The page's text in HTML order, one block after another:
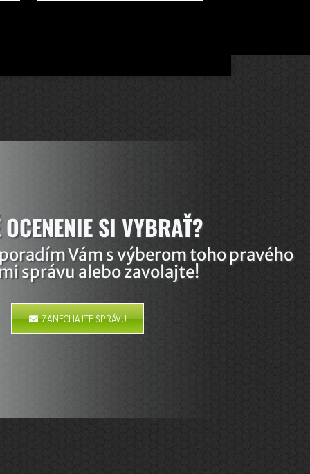
SI VYBRAŤ?
Vám s výberom toho pravého
správu alebo zavolajte!
ZANECHAJTE SPRÁVU